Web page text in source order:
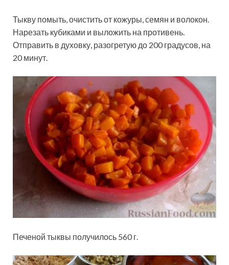
Тыкву помыть, очистить от кожуры, семян и волокон.
Нарезать кубиками и выложить на противень.
Отправить в духовку, разогретую до 200 градусов, на
20 минут.
Печеной тыквы получилось 560 г.